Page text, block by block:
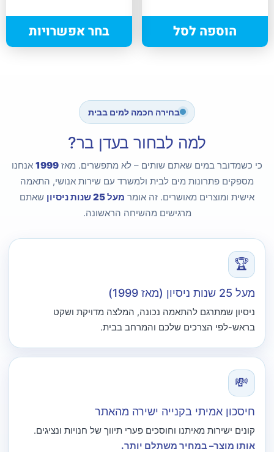
הוספה לסל בחר אפשרויות
בחירה חכמה למים בבית
למה לבחור בעדן בר?
כי כשמדובר במים שאתם שותים – לא מתפשרים. מאז 1999 אנחנו
מספקים פתרונות מים לבית ולמשרד עם שירות אנושי, התאמה
אישית ומוצרים מאושרים. זה אומר מעל 25 שנות ניסיון
שאתם
מרגישים מהשיחה הראשונה.
🏆
מעל 25 שנות ניסיון (מאז 1999)
ניסיון שמתרגם להתאמה נכונה, המלצה מדויקת ושקט
בראש-לפי הצרכים שלכם והמרחב בבית.
💸
חיסכון אמיתי בקנייה ישירה מהאתר
קונים ישירות מאיתנו וחוסכים פערי תיווך של חנויות ונציגים.
אותו מוצר– במחיר משתלם יותר.